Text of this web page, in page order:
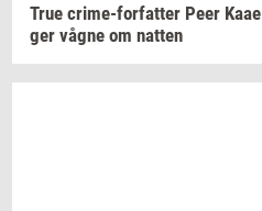
True crime-​forfatter Peer Kaae
ger vågne om nat­ten